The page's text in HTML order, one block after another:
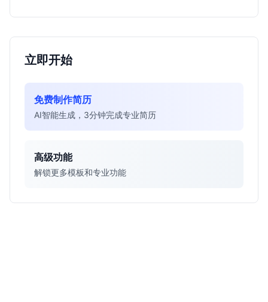
立即开始
免费制作简历
AI智能生成，3分钟完成专业简历
高级功能
解锁更多模板和专业功能